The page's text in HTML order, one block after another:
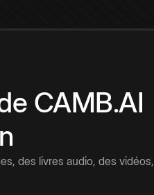
CAMB.AI
des livres audio, des vidéos,